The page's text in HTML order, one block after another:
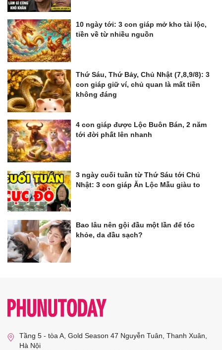
10 ngày tới: 3 con giáp mở kho tài lộc,
tiền về từ nhiều nguồn
Thứ Sáu, Thứ Bảy, Chủ Nhật (7,8,9/8): 3
con giáp giữ ví, chủ quan là mất tiền
không đáng
4 con giáp được Lộc Buôn Bán, 2 năm
tới đời phất lên nhanh
3 ngày cuối tuần từ Thứ Sáu tới Chủ
Nhật: 3 con giáp Ăn Lộc Mẫu giàu to
Bao lâu nên gội đầu một lần để tóc
khỏe, da đầu sạch?
Tầng 5 - tòa A, Gold Season 47 Nguyễn Tuân, Thanh Xuân,
Hà Nội